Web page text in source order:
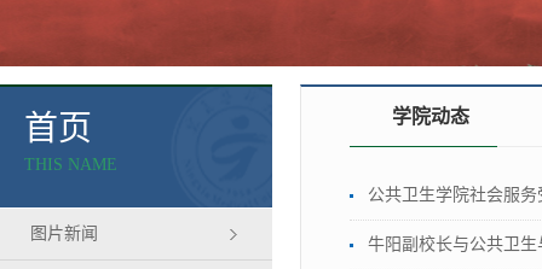
首页
THIS NAME
图片新闻
学院动态
公共卫生学院社会服
牛阳副校长与公共卫